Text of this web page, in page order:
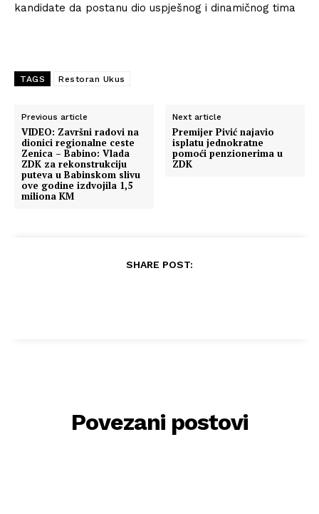
kandidate da postanu dio uspješnog i dinamičnog tima
TAGS Restoran Ukus
Previous article
VIDEO: Završni radovi na
dionici regionalne ceste
Zenica – Babino: Vlada
ZDK za rekonstrukciju
puteva u Babinskom slivu
ove godine izdvojila 1,5
miliona KM
Next article
Premijer Pivić najavio
isplatu jednokratne
pomoći penzionerima u
ZDK
SHARE POST:
Povezani postovi